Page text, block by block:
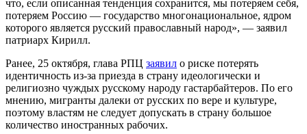
что, если описанная тенденция сохранится, мы потеряем себя,
потеряем Россию — государство многонациональное, ядром
которого является русский православный народ», — заявил
патриарх Кирилл.
Ранее, 25 октября, глава РПЦ заявил о риске потерять
идентичность из-за приезда в страну идеологически и
религиозно чуждых русскому народу гастарбайтеров. По его
мнению, мигранты далеки от русских по вере и культуре,
поэтому властям не следует допускать в страну большое
количество иностранных рабочих.